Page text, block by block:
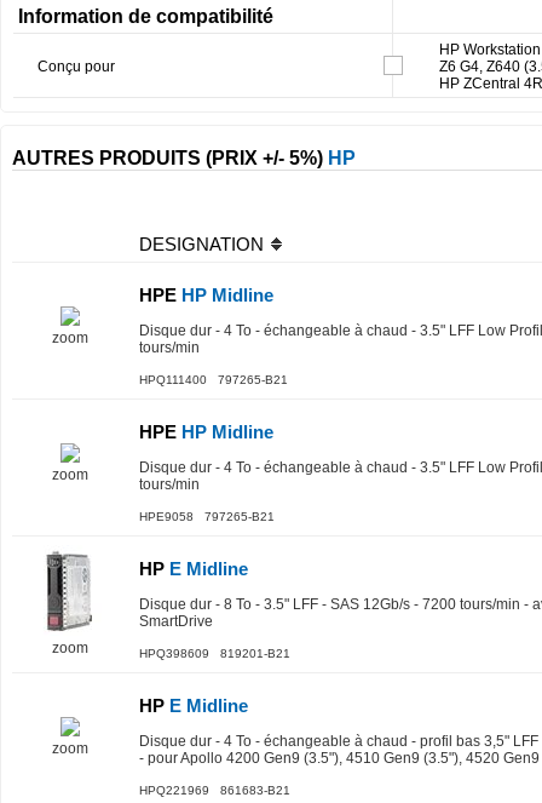
Information de compatibilité
Conçu pour
HP
Z6 G4, Z640
HP ZCentral
AUTRES PRODUITS (PRIX +/- 5%) HP
DESIGNATION
zoom
HPE HP Midline
Disque dur - 4 To - échangeable à chaud - 3.5" LFF Low
tours/min
HPQ111400 797265-B21
zoom
HPE HP Midline
Disque dur - 4 To - échangeable à chaud - 3.5" LFF Low
tours/min
HPE9058 797265-B21
zoom
HP E Midline
Disque dur - 8 To - 3.5" LFF - SAS 12Gb/s - 7200 tours/min -
SmartDrive
HPQ398609 819201-B21
zoom
HP E Midline
Disque dur - 4 To - échangeable à chaud - profil bas 3,5" LFF
- pour Apollo 4200 Gen9 (3.5"), 4510 Gen9 (3.5"), 4520
HPQ221969 861683-B21